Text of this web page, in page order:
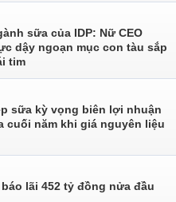
sữa của IDP: Nữ CEO
dậy ngoạn mục con tàu sắp
tim
sữa kỳ vọng biên lợi nhuận
cuối năm khi giá nguyên liệu
lãi 452 tỷ đồng nửa đầu